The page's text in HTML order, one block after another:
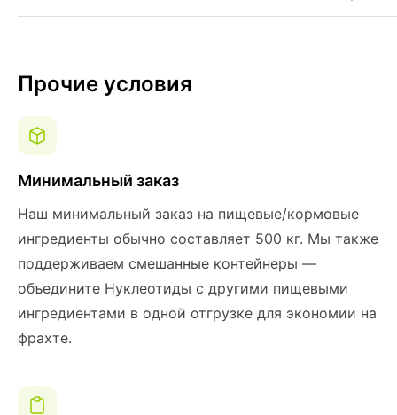
Прочие условия
Минимальный заказ
Наш минимальный заказ на пищевые/кормовые
ингредиенты обычно составляет 500 кг. Мы также
поддерживаем смешанные контейнеры —
объедините Нуклеотиды с другими пищевыми
ингредиентами в одной отгрузке для экономии на
фрахте.